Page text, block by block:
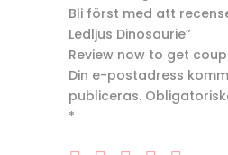
Bli först med att
Ledljus Dinosaurie”
Review now to get
Din e-postadress
publiceras.
*